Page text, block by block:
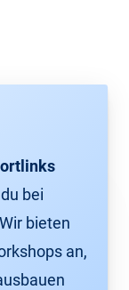
bei
bieten
an,